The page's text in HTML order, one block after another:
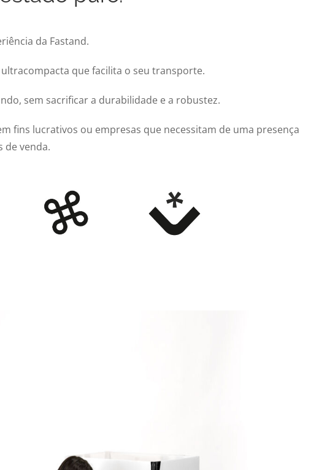
da Fastand.
que facilita o seu transporte.
sem sacrificar a durabilidade e a robustez.
fins lucrativos ou empresas que necessitam de uma presença
de venda.